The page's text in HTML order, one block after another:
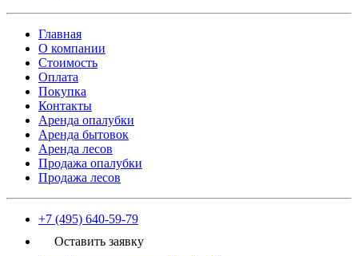
Главная
О компании
Стоимость
Оплата
Покупка
Контакты
Аренда опалубки
Аренда бытовок
Аренда лесов
Продажа опалубки
Продажа лесов
+7 (495) 640-59-79
Оставить заявку